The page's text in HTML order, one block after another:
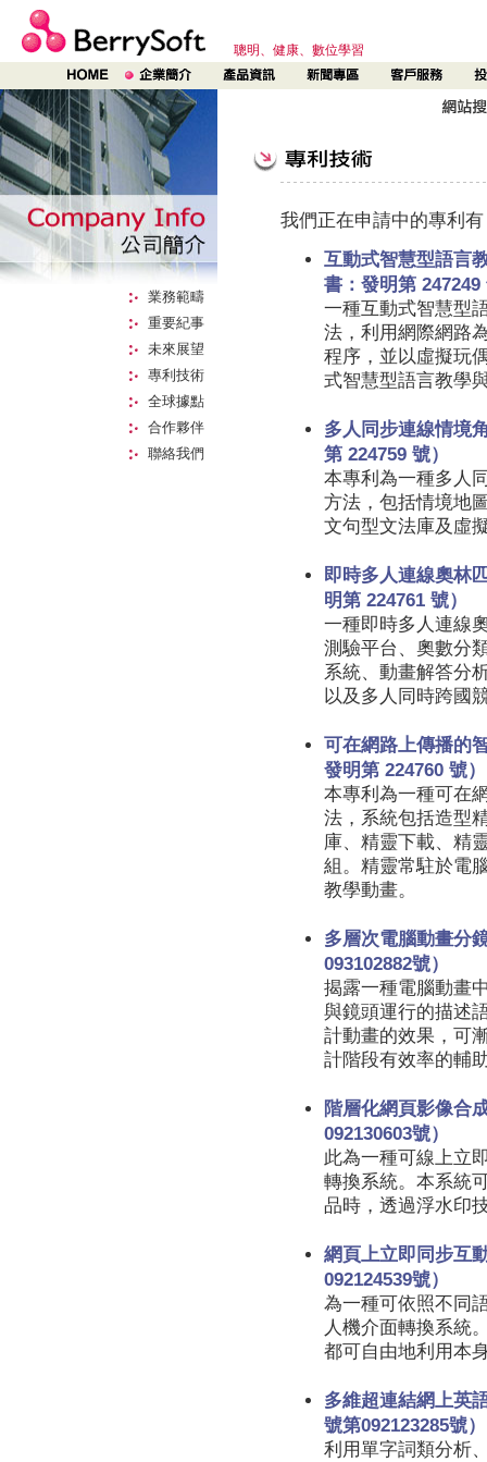
聰明、健康、數位學習
業務範疇
重要紀事
未來展望
專利技術
全球據點
合作夥伴
聯絡我們
我們正在申請中的專利
互動式智慧型語言
書：發明第 247249
一種互動式智慧型
法，利用網際網路
程序，並以虛擬玩
式智慧型語言教學
多人同步連線情境
第 224759 號）
本專利為一種多人
方法，包括情境地
文句型文法庫及虛
即時多人連線奧林
明第 224761 號）
一種即時多人連線
測驗平台、奧數分
系統、動畫解答分
以及多人同時跨國
可在網路上傳播的
發明第 224760 號）
本專利為一種可在
法，系統包括造型
庫、精靈下載、精
組。精靈常駐於電
教學動畫。
多層次電腦動畫分
093102882號）
揭露一種電腦動畫
與鏡頭運行的描述
計動畫的效果，可
計階段有效率的輔
階層化網頁影像合
092130603號）
此為一種可線上立
轉換系統。本系統
品時，透過浮水印
網頁上立即同步互
092124539號）
為一種可依照不同
人機介面轉換系統
都可自由地利用本
多維超連結網上英
號第092123285號）
利用單字詞類分析